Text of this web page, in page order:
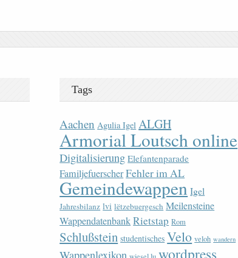
Tags
Aachen Agulia Igel ALGH
Armorial Loutsch online
Digitalisierung Elefantenparade
FamiljefuerscherFehler im AL
Gemeindewappen Igel
Jahresbilanz lvi lëtzebuergesch Meilensteine
WappendatenbankRietstap Rom
Schlußstein studentisches Velo veloh wandern
Wappenlexikon wordpress